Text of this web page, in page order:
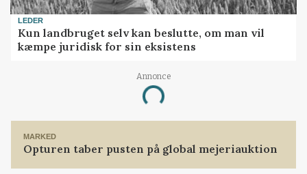
LEDER
Kun landbruget selv kan beslutte, om man vil
kæmpe juridisk for sin eksistens
Annonce
Loading...
MARKED
Opturen taber pusten på global mejeriauktion